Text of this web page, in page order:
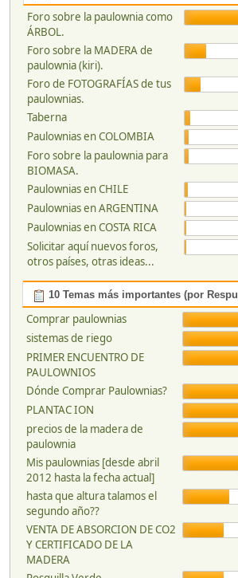
Foro sobre la paulownia como
ÁRBOL.
Foro sobre la MADERA de
paulownia (kiri).
Foro de FOTOGRAFÍAS de tus
paulownias.
Taberna
Paulownias en COLOMBIA
Foro sobre la paulownia para
BIOMASA.
Paulownias en CHILE
Paulownias en ARGENTINA
Paulownias en COSTA RICA
Solicitar aquí nuevos foros,
otros países, otras ideas...
10 Temas más importantes (por
Comprar paulownias
sistemas de riego
PRIMER ENCUENTRO DE
PAULOWNIOS
Dónde Comprar Paulownias?
PLANTAC ION
precios de la madera de
paulownia
Mis paulownias [desde abril
2012 hasta la fecha actual]
hasta que altura talamos el
segundo año??
VENTA DE ABSORCION DE CO2
Y CERTIFICADO DE LA
MADERA